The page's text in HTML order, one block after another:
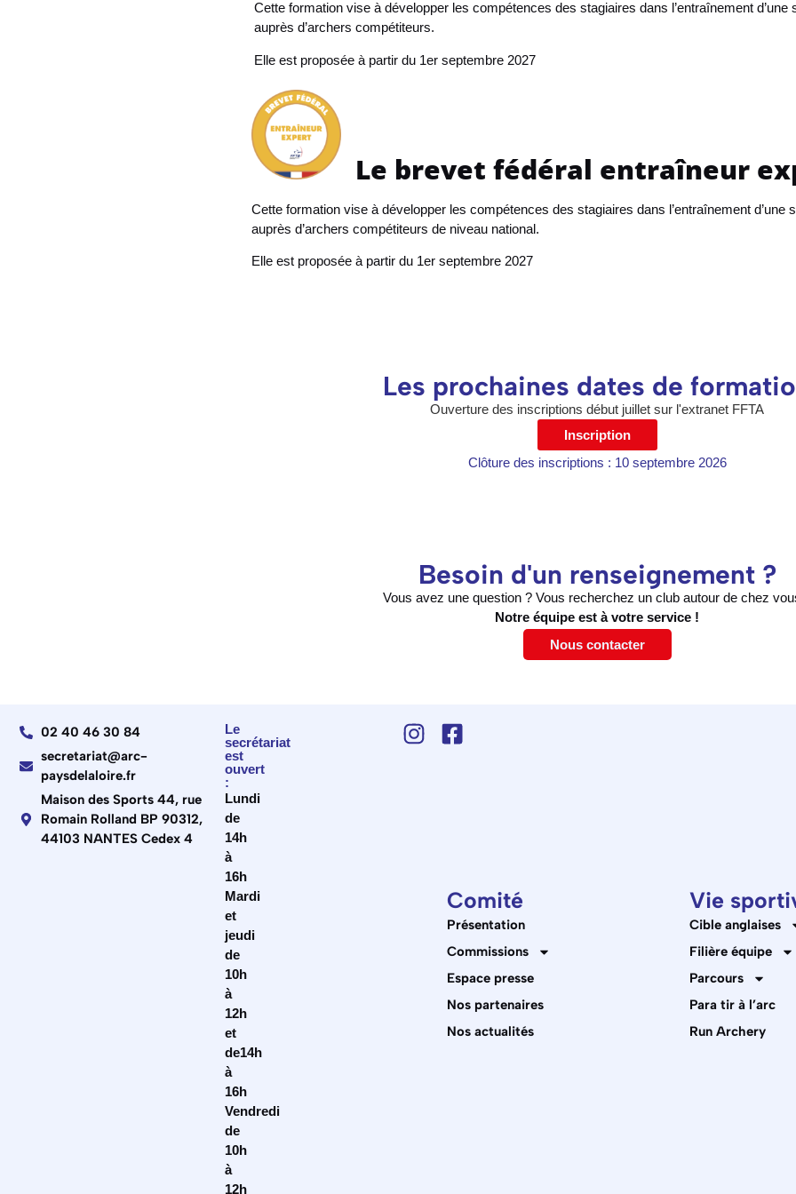
Cette formation vise à développer les compétences des stagiaires dans l’entraînement d’une
auprès d’archers compétiteurs.
Elle est proposée à partir du 1er septembre 2027
Le brevet fédéral entraîneur
Cette formation vise à développer les compétences des stagiaires dans l’entraînement d’une
auprès d’archers compétiteurs de niveau national.
Elle est proposée à partir du 1er septembre 2027
Les prochaines dates de
Ouverture des inscriptions début juillet sur l'extranet FFTA
Inscription
Clôture des inscriptions : 10 septembre 2026
Besoin d'un renseignement ?
Vous avez une question ? Vous recherchez un club autour de chez
Notre équipe est à votre service !
Nous contacter
02 40 46 30 84
secretariat@arc-
paysdelaloire.fr
Maison des Sports 44, rue
Romain Rolland BP 90312,
44103 NANTES Cedex 4
Le
secrétariat
est
ouvert
:
Lundi
de
14h
à
16h
Mardi
et
jeudi
de
10h
à
12h
et
de14h
à
16h
Vendredi
de
10h
à
12h
Comité
Présentation
Commissions
Espace presse
Nos partenaires
Nos actualités
Vie
Cible anglaises
Filière équipe
Parcours
Para tir à l’arc
Run Archery